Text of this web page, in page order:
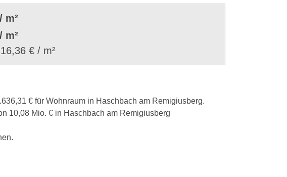
m²
m²
€ / m²
€ für Wohnraum in Haschbach am Remigiusberg.
10,08 Mio. € in Haschbach am Remigiusberg